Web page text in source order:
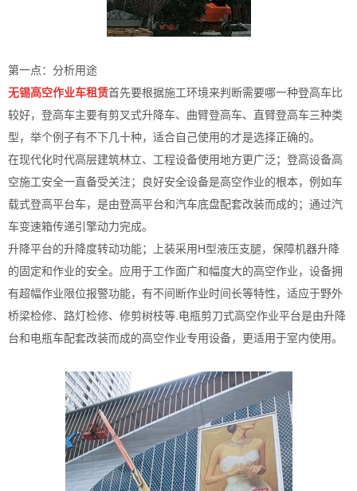
第一点：分析用途
无锡高空作业车租赁首先要根据施工环境来判断需要哪一种登高车比
较好，登高车主要有剪叉式升降车、曲臂登高车、直臂登高车三种类
型，举个例子有不下几十种，适合自己使用的才是选择正确的。
在现代化时代高层建筑林立、工程设备使用地方更广泛；登高设备高
空施工安全一直备受关注；良好安全设备是高空作业的根本，例如车
载式登高平台车，是由登高平台和汽车底盘配套改装而成的；通过汽
车变速箱传递引擎动力完成。
升降平台的升降度转动功能；上装采用H型液压支腿，保障机器升降
的固定和作业的安全。应用于工作面广和幅度大的高空作业，设备拥
有超幅作业限位报警功能，有不间断作业时间长等特性，适应于野外
桥梁检修、路灯检修、修剪树枝等.电瓶剪刀式高空作业平台是由升降
台和电瓶车配套改装而成的高空作业专用设备，更适用于室内使用。